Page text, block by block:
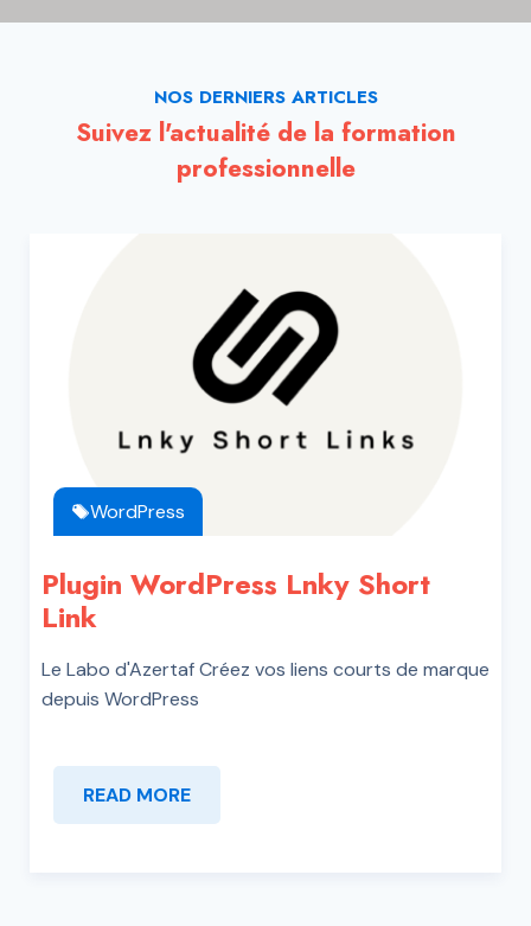
NOS DERNIERS ARTICLES
Suivez l'actualité de la formation
professionnelle
WordPress
Plugin WordPress Lnky Short
Link
Le Labo d'Azertaf Créez vos liens courts de marque
depuis WordPress
READ MORE